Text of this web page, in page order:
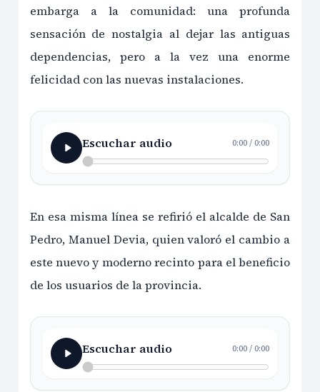
embarga a la comunidad: una profunda
sensación de nostalgia al dejar las antiguas
dependencias, pero a la vez una enorme
felicidad con las nuevas instalaciones.
Escuchar audio 0:00/0:00
En esa misma línea se refirió el alcalde de San
Pedro, Manuel Devia, quien valoró el cambio a
este nuevo y moderno recinto para el beneficio
de los usuarios de la provincia.
Escuchar audio 0:00/0:00